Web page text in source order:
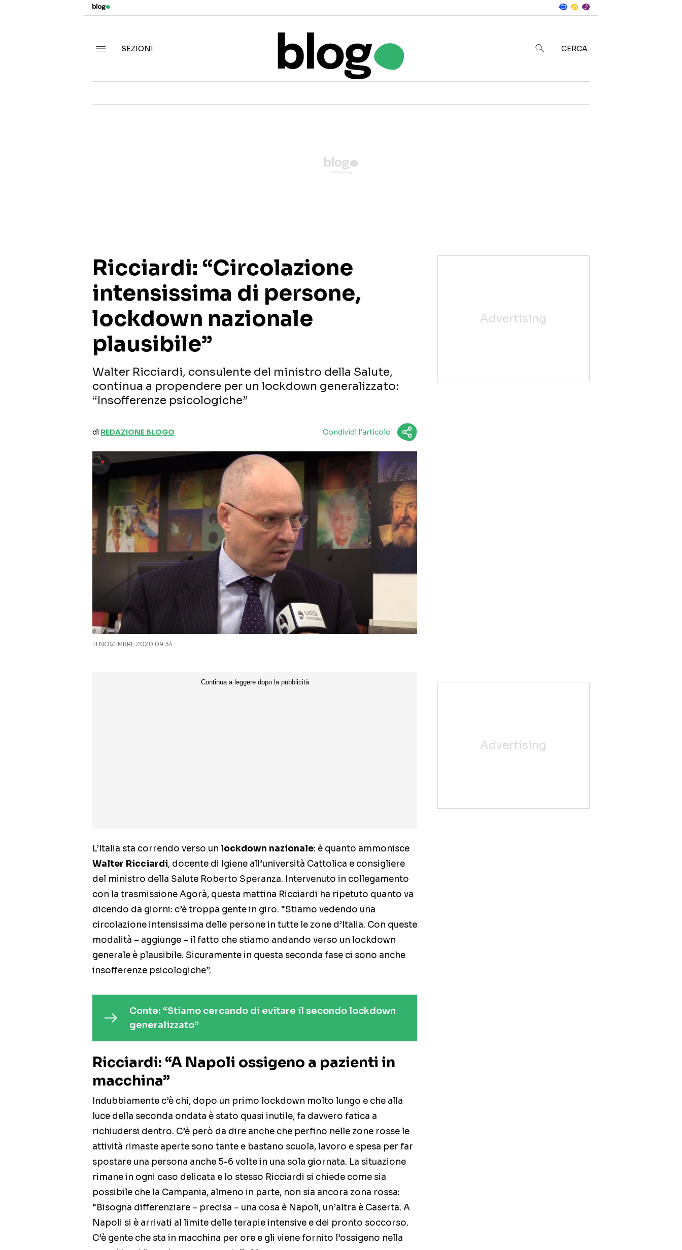
SEZIONI
CERCA
Ricciardi: “Circolazione
intensissima di persone,
lockdown nazionale
plausibile”
Walter Ricciardi, consulente del ministro della Salute,
continua a propendere per un lockdown generalizzato:
“Insofferenze psicologiche”
di REDAZIONE BLOGO Condividi l'articolo
11 NOVEMBRE 2020 09:34
L’Italia sta correndo verso un lockdown nazionale: è quanto ammonisce
Walter Ricciardi, docente di Igiene all’università Cattolica e consigliere
del ministro della Salute Roberto Speranza. Intervenuto in collegamento
con la trasmissione Agorà, questa mattina Ricciardi ha ripetuto quanto va
dicendo da giorni: c’è troppa gente in giro. “Stiamo vedendo una
circolazione intensissima delle persone in tutte le zone d’Italia. Con queste
modalità – aggiunge – il fatto che stiamo andando verso un lockdown
generale è plausibile. Sicuramente in questa seconda fase ci sono anche
insofferenze psicologiche”.
Conte: “Stiamo cercando di evitare il secondo lockdown
generalizzato”
Ricciardi: “A Napoli ossigeno a pazienti in
macchina”
Indubbiamente c’è chi, dopo un primo lockdown molto lungo e che alla
luce della seconda ondata è stato quasi inutile, fa davvero fatica a
richiudersi dentro. C’è però da dire anche che perfino nelle zone rosse le
attività rimaste aperte sono tante e bastano scuola, lavoro e spesa per far
spostare una persona anche 5-6 volte in una sola giornata. La situazione
rimane in ogni caso delicata e lo stesso Ricciardi si chiede come sia
possibile che la Campania, almeno in parte, non sia ancora zona rossa:
“Bisogna differenziare – precisa – una cosa è Napoli, un’altra è Caserta. A
Napoli si è arrivati al limite delle terapie intensive e dei pronto soccorso.
C’è gente che sta in macchina per ore e gli viene fornito l’ossigeno nella